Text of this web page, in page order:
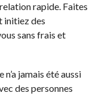
rapide. Faites
initiez des
sans frais et
jamais été aussi
des personnes